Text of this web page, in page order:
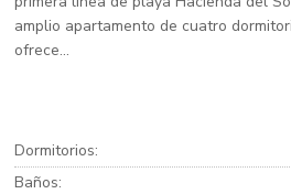
amplio apartamento de cuatro
ofrece...
Dormitorios:
Baños: